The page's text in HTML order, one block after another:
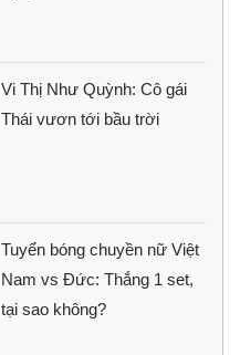
Vi Thị Như Quỳnh: Cô gái
Thái vươn tới bầu trời
Tuyển bóng chuyền nữ Việt
Nam vs Đức: Thắng 1 set,
tại sao không?